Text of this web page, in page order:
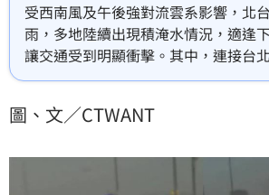
受西南風及午後強對流雲系影響，北
雨，多地陸續出現積淹水情況，適逢
讓交通受到明顯衝擊。其中，連接台
市板橋區的華江橋機車道因大量積水
圖、文／CTWANT